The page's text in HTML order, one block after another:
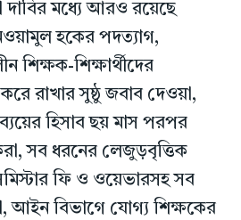
দাবির মধ্যে আরও রয়েছে
হকের পদত্যাগ,
শিক্ষক-শিক্ষার্থীদের
রাখার সুষ্ঠু জবাব দেওয়া,
হিসাব ছয় মাস পরপর
সব ধরনের লেজুড়বৃত্তিক
ফি ও ওয়েভারসহ সব
আইন বিভাগে যোগ্য শিক্ষকের